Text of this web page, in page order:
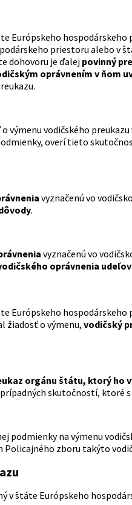
Európskeho
priestoru alebo v
dohovoru je ďalej povinný
oprávnením v ňom
vodičského
overí tieto
vyznačenú vo
.
vyznačenú vo
oprávnenia
Európskeho
žiadosť o výmenu, vodičský
orgánu štátu, ktorý ho
skutočností, ktoré
podmienky na výmenu
zboru takýto
v štáte Európskeho